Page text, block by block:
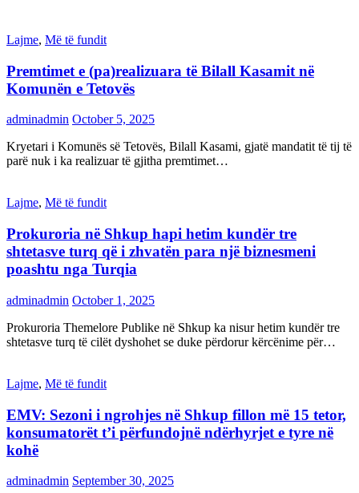
Lajme, Më të fundit
Premtimet e (pa)realizuara të Bilall Kasamit në
Komunën e Tetovës
adminadmin October 5, 2025
Kryetari i Komunës së Tetovës, Bilall Kasami, gjatë mandatit të tij të
parë nuk i ka realizuar të gjitha premtimet…
Lajme, Më të fundit
Prokuroria në Shkup hapi hetim kundër tre
shtetasve turq që i zhvatën para një biznesmeni
poashtu nga Turqia
adminadmin October 1, 2025
Prokuroria Themelore Publike në Shkup ka nisur hetim kundër tre
shtetasve turq të cilët dyshohet se duke përdorur kërcënime për…
Lajme, Më të fundit
EMV: Sezoni i ngrohjes në Shkup fillon më 15 tetor,
konsumatorët t’i përfundojnë ndërhyrjet e tyre në
kohë
adminadmin September 30, 2025